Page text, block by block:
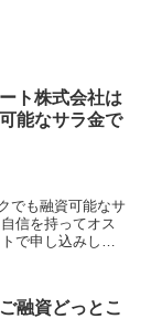
ト株式会社は
能なサラ金で
でも融資可能なサ
信を持ってオス
で申し込みした
融資どっとこ